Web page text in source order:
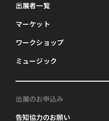
出展者一覧
マーケット
ワークショップ
ミュージック
出展のお申込み
告知協力のお願い